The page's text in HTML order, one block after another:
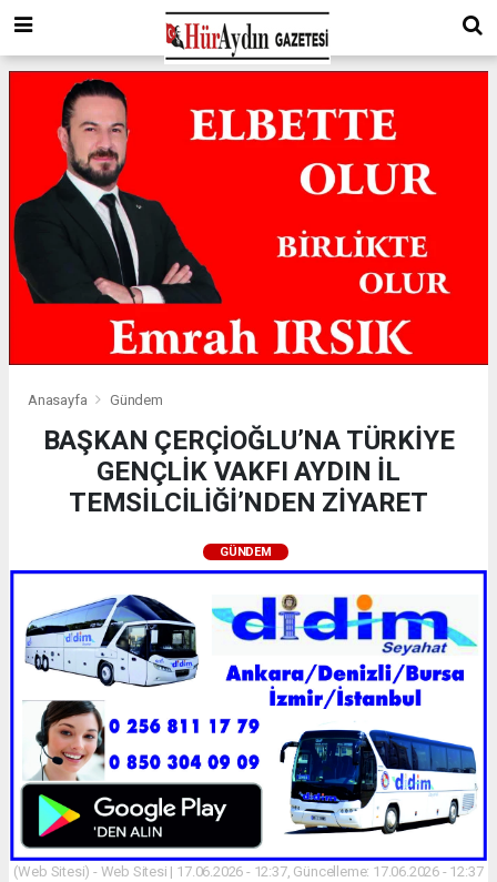
Anasayfa Gündem
BAŞKAN ÇERÇİOĞLU’NA TÜRKİYE
GENÇLİK VAKFI AYDIN İL
TEMSİLCİLİĞİ’NDEN ZİYARET
GÜNDEM
(Web Sitesi) - Web Sitesi | 17.06.2026 - 12:37, Güncelleme: 17.06.2026 - 12:37